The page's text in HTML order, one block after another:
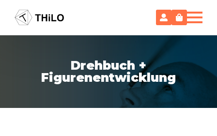
Drehbuch +
Figurenentwicklung